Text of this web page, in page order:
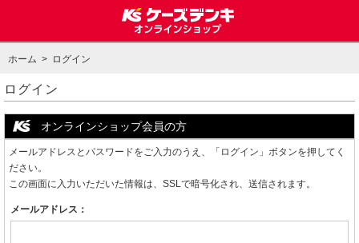
ホーム > ログイン
ログイン
オンラインショップ会員の方
メールアドレスとパスワードをご入力のうえ、「ログイン」ボタンを押してく
ださい。
この画面に入力いただいた情報は、SSLで暗号化され、送信されます。
メールアドレス：